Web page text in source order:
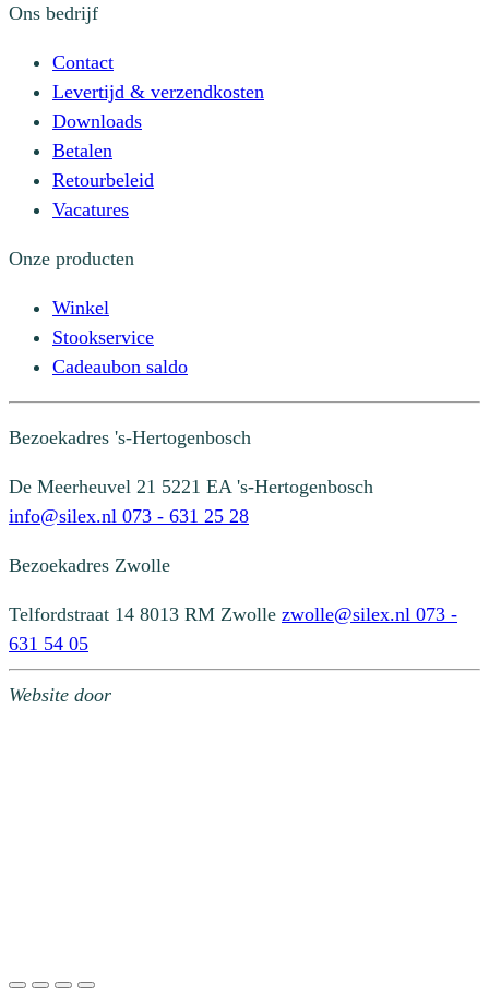
Ons bedrijf
Contact
Levertijd & verzendkosten
Downloads
Betalen
Retourbeleid
Vacatures
Onze producten
Winkel
Stookservice
Cadeaubon saldo
Bezoekadres 's-Hertogenbosch
De Meerheuvel 21 5221 EA 's-Hertogenbosch
info@silex.nl 073 - 631 25 28
Bezoekadres Zwolle
Telfordstraat 14 8013 RM Zwolle zwolle@silex.nl 073 -
631 54 05
Website door